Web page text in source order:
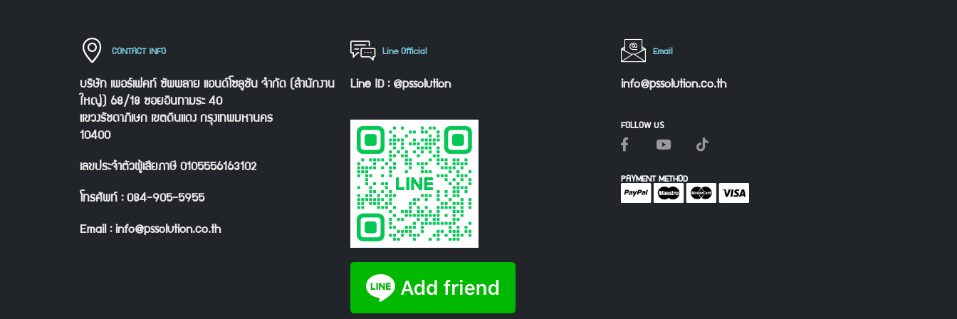
CONTACT INFO
บริษัท เพอร์เฟคท์ ซัพพลาย แอนด์โซลูชัน จำกัด (สำนักงาน
ใหญ่) 68/18 ซอยอินทามระ 40
แขวงรัชดาภิเษก เขตดินแดง กรุงเทพมหานคร
10400
เลขประจำตัวผู้เสียภาษี 0105556163102
โทรศัพท์ : 084-905-5955
Email : info@pssolution.co.th
Line Official
Line ID : @pssolution
Email
info@pssolution.co.th
FOLLOW US
PAYMENT METHOD